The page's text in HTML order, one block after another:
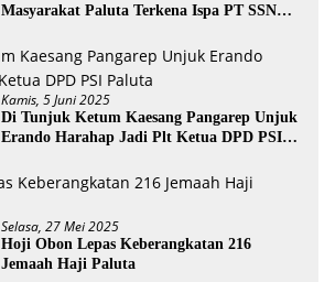
Masyarakat Paluta Terkena Ispa PT SSN
Kamis, 5 Juni 2025
Di Tunjuk Ketum Kaesang Pangarep Unjuk
Erando Harahap Jadi Plt Ketua DPD PSI
Selasa, 27 Mei 2025
Hoji Obon Lepas Keberangkatan 216
Jemaah Haji Paluta